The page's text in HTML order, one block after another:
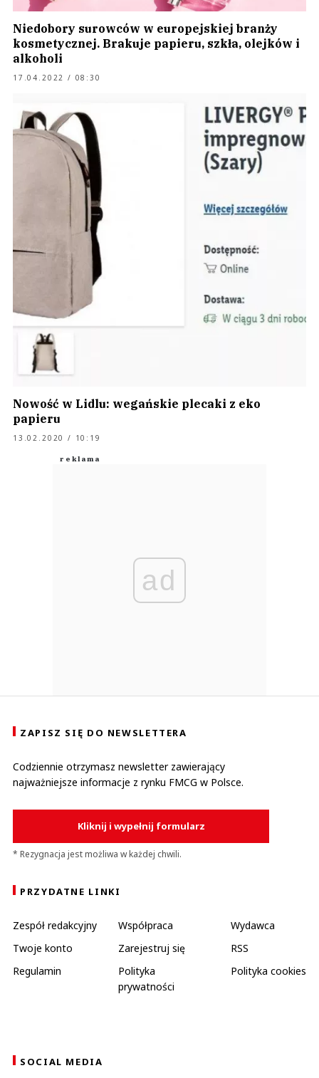
Niedobory surowców w europejskiej branży
kosmetycznej. Brakuje papieru, szkła, olejków i
alkoholi
17.04.2022 / 08:30
Nowość w Lidlu: wegańskie plecaki z eko
papieru
13.02.2020 / 10:19
ad
ZAPISZ SIĘ DO NEWSLETTERA
Codziennie otrzymasz newsletter zawierający
najważniejsze informacje z rynku FMCG w Polsce.
Kliknij i wypełnij formularz
* Rezygnacja jest możliwa w każdej chwili.
PRZYDATNE LINKI
Zespół redakcyjny Współpraca
Wydawca
Twoje konto
Zarejestruj się
RSS
Regulamin
Polityka
prywatności
Polityka cookies
SOCIAL MEDIA